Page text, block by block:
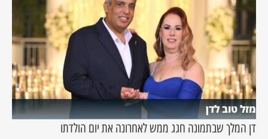
מזל טוב לדן
דן המלך שבתמונה חגג ממש לאחרונה את יום הולדתו